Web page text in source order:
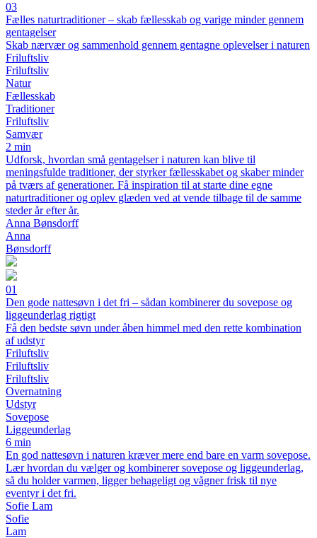
03
Fælles naturtraditioner – skab fællesskab og varige minder gennem
gentagelser
Skab nærvær og sammenhold gennem gentagne oplevelser i naturen
Friluftsliv
Friluftsliv
Natur
Fællesskab
Traditioner
Friluftsliv
Samvær
2 min
Udforsk, hvordan små gentagelser i naturen kan blive til
meningsfulde traditioner, der styrker fællesskabet og skaber minder
på tværs af generationer. Få inspiration til at starte dine egne
naturtraditioner og oplev glæden ved at vende tilbage til de samme
steder år efter år.
Anna Bønsdorff
Anna
Bønsdorff
01
Den gode nattesøvn i det fri – sådan kombinerer du sovepose og
liggeunderlag rigtigt
Få den bedste søvn under åben himmel med den rette kombination
af udstyr
Friluftsliv
Friluftsliv
Friluftsliv
Overnatning
Udstyr
Sovepose
Liggeunderlag
6 min
En god nattesøvn i naturen kræver mere end bare en varm sovepose.
Lær hvordan du vælger og kombinerer sovepose og liggeunderlag,
så du holder varmen, ligger behageligt og vågner frisk til nye
eventyr i det fri.
Sofie Lam
Sofie
Lam